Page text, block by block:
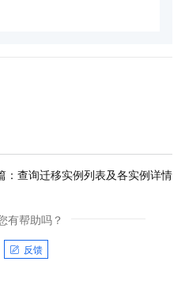
： 查询迁移实例列表及各实例详情
有帮助吗？
反馈